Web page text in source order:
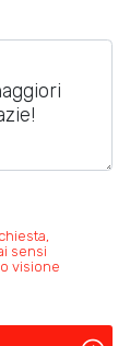
sensi
visione